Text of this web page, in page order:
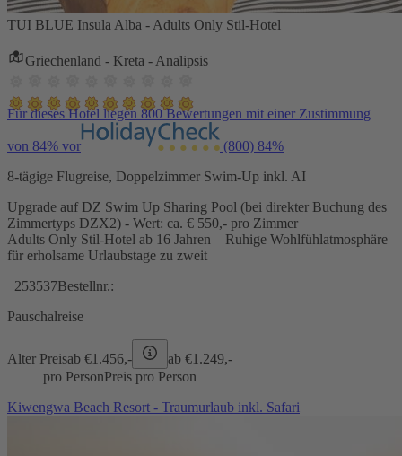
TUI BLUE Insula Alba - Adults Only Stil-Hotel
Griechenland - Kreta - Analipsis
Für dieses Hotel liegen 800 Bewertungen mit einer Zustimmung
von 84% vor (800) 84%
8-tägige Flugreise, Doppelzimmer Swim-Up inkl. AI
Upgrade auf DZ Swim Up Sharing Pool (bei direkter Buchung des
Zimmertyps DZX2) - Wert: ca. € 550,- pro Zimmer
Adults Only Stil-Hotel ab 16 Jahren – Ruhige Wohlfühlatmosphäre
für erholsame Urlaubstage zu zweit
253537Bestellnr.:
Pauschalreise
Alter Preisab €1.456,- ab €1.249,-
pro PersonPreis pro Person
Kiwengwa Beach Resort - Traumurlaub inkl. Safari